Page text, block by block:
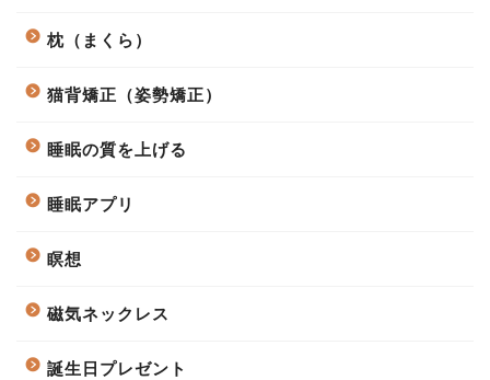
枕（まくら）
猫背矯正（姿勢矯正）
睡眠の質を上げる
睡眠アプリ
瞑想
磁気ネックレス
誕生日プレゼント